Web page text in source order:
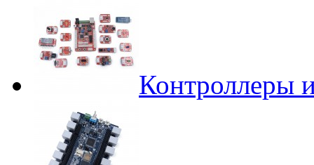
Контроллеры